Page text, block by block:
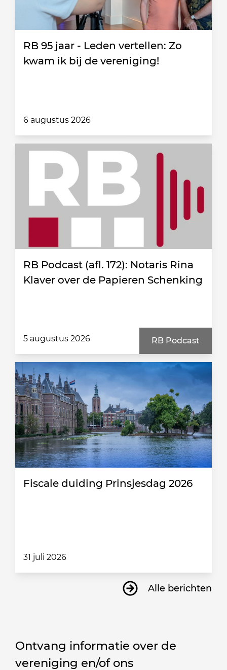
RB 95 jaar - Leden vertellen: Zo
kwam ik bij de vereniging!
6 augustus 2026
RB Podcast (afl. 172): Notaris Rina
Klaver over de Papieren Schenking
5 augustus 2026 RB Podcast
Fiscale duiding Prinsjesdag 2026
31 juli 2026
Alle berichten
Ontvang informatie over de
vereniging en/of ons